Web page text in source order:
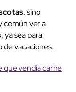
, sino
común ver a
, ya sea para
de vacaciones.
que vendía carne